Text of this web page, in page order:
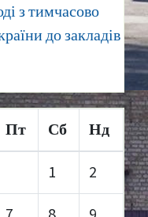
з тимчасово
до закладів
Пт Сб Нд
1 2